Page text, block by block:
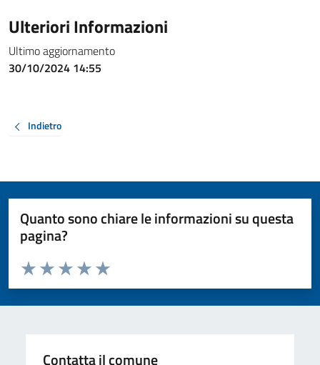
Ulteriori Informazioni
Ultimo aggiornamento
30/10/2024 14:55
Indietro
Quanto sono chiare le informazioni su questa
pagina?
Valuta da 1 a 5 stelle la pagina
Valuta 5 stelle su 5
Valuta 4 stelle su 5
Valuta 3 stelle su 5
Valuta 2 stelle su 5
Valuta 1 stelle su 5
Contatta il comune